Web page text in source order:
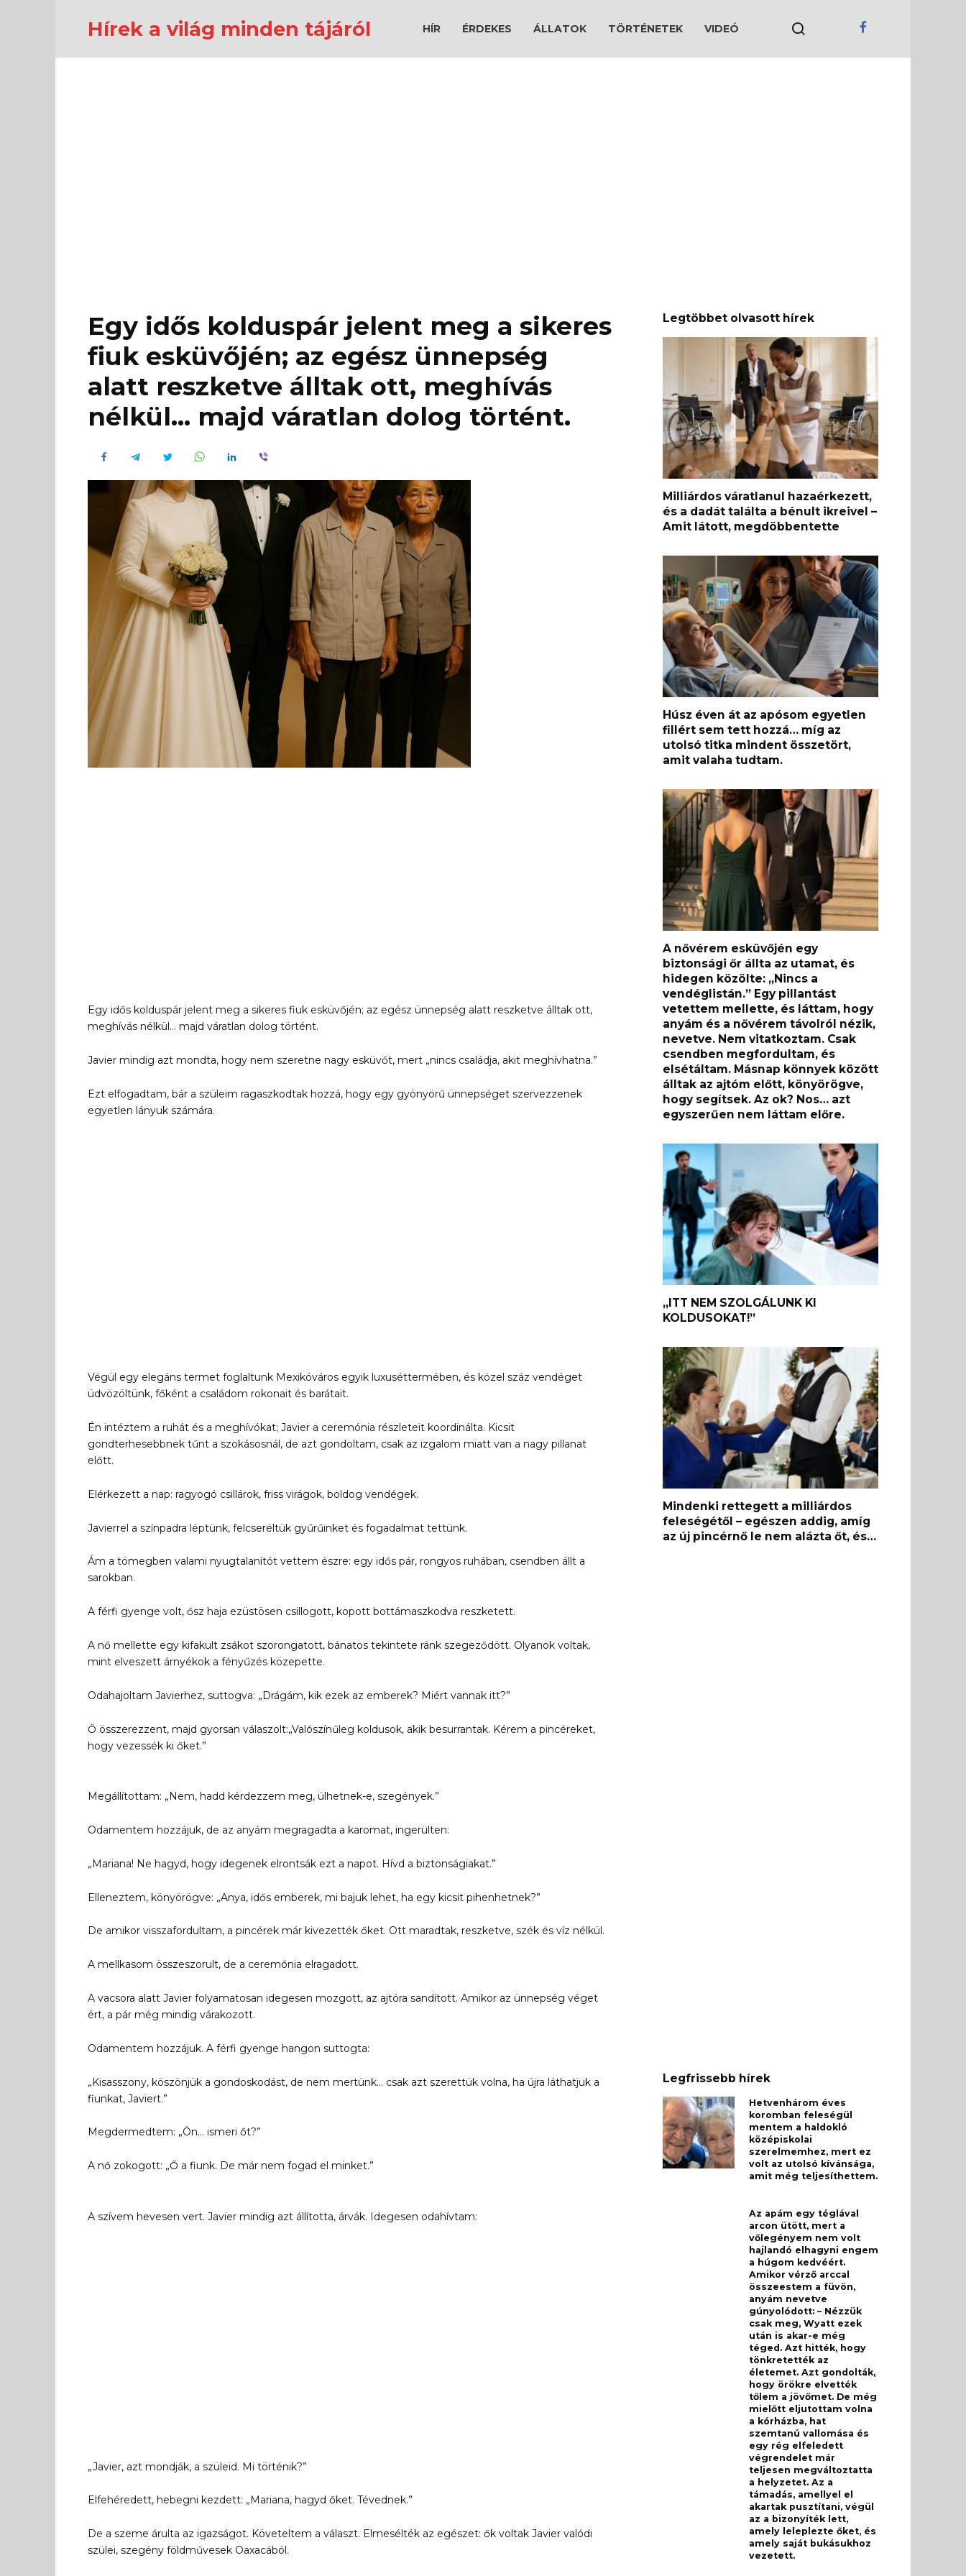
Hírek a világ minden tájáról HÍR ÉRDEKES ÁLLATOK TÖRTÉNETEK VIDEÓ
Egy idős kolduspár jelent meg a sikeres
fiuk esküvőjén; az egész ünnepség
alatt reszketve álltak ott, meghívás
nélkül… majd váratlan dolog történt.
Egy idős kolduspár jelent meg a sikeres fiuk esküvőjén; az egész ünnepség alatt reszketve álltak ott,
meghívás nélkül… majd váratlan dolog történt.
Javier mindig azt mondta, hogy nem szeretne nagy esküvőt, mert „nincs családja, akit meghívhatna.”
Ezt elfogadtam, bár a szüleim ragaszkodtak hozzá, hogy egy gyönyörű ünnepséget szervezzenek
egyetlen lányuk számára.
Végül egy elegáns termet foglaltunk Mexikóváros egyik luxuséttermében, és közel száz vendéget
üdvözöltünk, főként a családom rokonait és barátait.
Én intéztem a ruhát és a meghívókat; Javier a ceremónia részleteit koordinálta. Kicsit
gondterhesebbnek tűnt a szokásosnál, de azt gondoltam, csak az izgalom miatt van a nagy pillanat
előtt.
Elérkezett a nap: ragyogó csillárok, friss virágok, boldog vendégek.
Javierrel a színpadra léptünk, felcseréltük gyűrűinket és fogadalmat tettünk.
Ám a tömegben valami nyugtalanítót vettem észre: egy idős pár, rongyos ruhában, csendben állt a
sarokban.
A férfi gyenge volt, ősz haja ezüstösen csillogott, kopott bottámaszkodva reszketett.
A nő mellette egy kifakult zsákot szorongatott, bánatos tekintete ránk szegeződött. Olyanok voltak,
mint elveszett árnyékok a fényűzés közepette.
Odahajoltam Javierhez, suttogva: „Drágám, kik ezek az emberek? Miért vannak itt?”
Ő összerezzent, majd gyorsan válaszolt:„Valószínűleg koldusok, akik besurrantak. Kérem a pincéreket,
hogy vezessék ki őket.”
Megállítottam: „Nem, hadd kérdezzem meg, ülhetnek-e, szegények.”
Odamentem hozzájuk, de az anyám megragadta a karomat, ingerülten:
„Mariana! Ne hagyd, hogy idegenek elrontsák ezt a napot. Hívd a biztonságiakat.”
Elleneztem, könyörögve: „Anya, idős emberek, mi bajuk lehet, ha egy kicsit pihenhetnek?”
De amikor visszafordultam, a pincérek már kivezették őket. Ott maradtak, reszketve, szék és víz nélkül.
A mellkasom összeszorult, de a ceremónia elragadott.
A vacsora alatt Javier folyamatosan idegesen mozgott, az ajtóra sandított. Amikor az ünnepség véget
ért, a pár még mindig várakozott.
Odamentem hozzájuk. A férfi gyenge hangon suttogta:
„Kisasszony, köszönjük a gondoskodást, de nem mertünk… csak azt szerettük volna, ha újra láthatjuk a
fiunkat, Javiert.”
Megdermedtem: „Ön… ismeri őt?”
A nő zokogott: „Ő a fiunk. De már nem fogad el minket.”
A szívem hevesen vert. Javier mindig azt állította, árvák. Idegesen odahívtam:
„Javier, azt mondják, a szüleid. Mi történik?”
Elfehéredett, hebegni kezdett: „Mariana, hagyd őket. Tévednek.”
De a szeme árulta az igazságot. Követeltem a választ. Elmesélték az egészet: ők voltak Javier valódi
szülei, szegény földművesek Oaxacából.
Legtöbbet olvasott hírek
Milliárdos váratlanul hazaérkezett,
és a dadát találta a bénult ikreivel –
Amit látott, megdöbbentette
Húsz éven át az apósom egyetlen
fillért sem tett hozzá… míg az
utolsó titka mindent összetört,
amit valaha tudtam.
A nővérem esküvőjén egy
biztonsági őr állta az utamat, és
hidegen közölte: „Nincs a
vendéglistán.” Egy pillantást
vetettem mellette, és láttam, hogy
anyám és a nővérem távolról nézik,
nevetve. Nem vitatkoztam. Csak
csendben megfordultam, és
elsétáltam. Másnap könnyek között
álltak az ajtóm előtt, könyörögve,
hogy segítsek. Az ok? Nos… azt
egyszerűen nem láttam előre.
„ITT NEM SZOLGÁLUNK KI
KOLDUSOKAT!”
Mindenki rettegett a milliárdos
feleségétől – egészen addig, amíg
az új pincérnő le nem alázta őt, és…
Legfrissebb hírek
Hetvenhárom éves
koromban feleségül
mentem a haldokló
középiskolai
szerelmemhez, mert ez
volt az utolsó kívánsága,
amit még teljesíthettem.
Az apám egy téglával
arcon ütött, mert a
vőlegényem nem volt
hajlandó elhagyni engem
a húgom kedvéért.
Amikor vérző arccal
összeestem a füvön,
anyám nevetve
gúnyolódott: – Nézzük
csak meg, Wyatt ezek
után is akar-e még
téged. Azt hitték, hogy
tönkretették az
életemet. Azt gondolták,
hogy örökre elvették
tőlem a jövőmet. De még
mielőtt eljutottam volna
a kórházba, hat
szemtanú vallomása és
egy rég elfeledett
végrendelet már
teljesen megváltoztatta
a helyzetet. Az a
támadás, amellyel el
akartak pusztítani, végül
az a bizonyíték lett,
amely leleplezte őket, és
amely saját bukásukhoz
vezetett.